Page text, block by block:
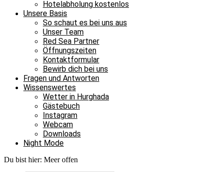
Hotelabholung kostenlos
Unsere Basis
So schaut es bei uns aus
Unser Team
Red Sea Partner
Öffnungszeiten
Kontaktformular
Bewirb dich bei uns
Fragen und Antworten
Wissenswertes
Wetter in Hurghada
Gästebuch
Instagram
Webcam
Downloads
Night Mode
Du bist hier: Meer offen